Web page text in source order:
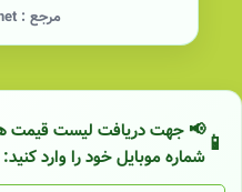
مرجع :
📢 جهت دریافت لیست قیمت
شماره موبایل خود را وارد کنید: